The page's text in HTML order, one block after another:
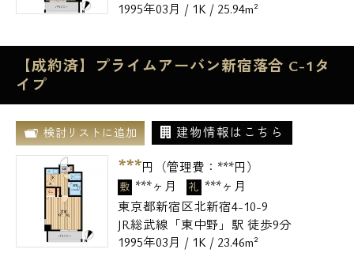
1995年03月 / 1K / 25.94m²
【成約済】プライムアーバン新宿落合 C-1タ
イプ
検討リストに追加 建物情報はこちら
***円（管理費： ***円）
敷 ***ヶ月 礼 ***ヶ月
東京都新宿区北新宿4-10-9
JR総武線「東中野」駅 徒歩9分
1995年03月 / 1K / 23.46m²